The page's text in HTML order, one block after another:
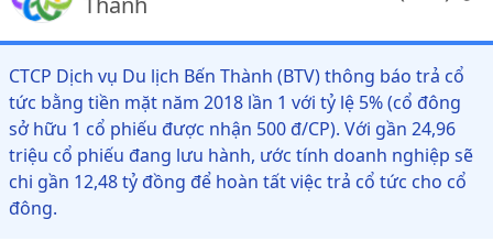
CTCP Dịch vụ Du lịch Bến Thành (BTV) thông báo trả cổ
tức bằng tiền mặt năm 2018 lần 1 với tỷ lệ 5% (cổ đông
sở hữu 1 cổ phiếu được nhận 500 đ/CP). Với gần 24,96
triệu cổ phiếu đang lưu hành, ước tính doanh nghiệp sẽ
chi gần 12,48 tỷ đồng để hoàn tất việc trả cổ tức cho cổ
đông.